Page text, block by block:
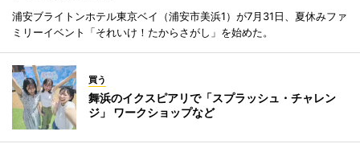
浦安ブライトンホテル東京ベイ（浦安市美浜1）が7月31日、夏休みファ
ミリーイベント「それいけ！たからさがし」を始めた。
買う
舞浜のイクスピアリで「スプラッシュ・チャレン
ジ」 ワークショップなど